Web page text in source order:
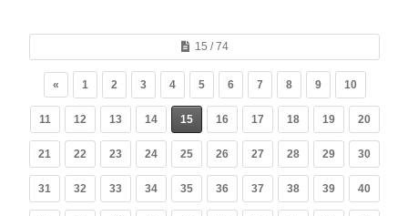
15 / 74
« 1 2 3 4 5 6 7 8 9 10
11 12 13 14 15 16 17 18 19 20
21 22 23 24 25 26 27 28 29 30
31 32 33 34 35 36 37 38 39 40